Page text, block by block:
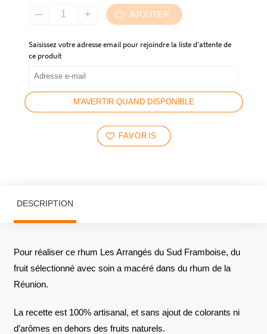
AJOUTER
Saisissez votre adresse email pour rejoindre la liste d'attente de
ce produit
M'AVERTIR QUAND DISPONIBLE
FAVORIS
DESCRIPTION
Pour réaliser ce rhum Les Arrangés du Sud Framboise, du
fruit sélectionné avec soin a macéré dans du rhum de la
Réunion.
La recette est 100% artisanal, et sans ajout de colorants ni
d’arômes en dehors des fruits naturels.